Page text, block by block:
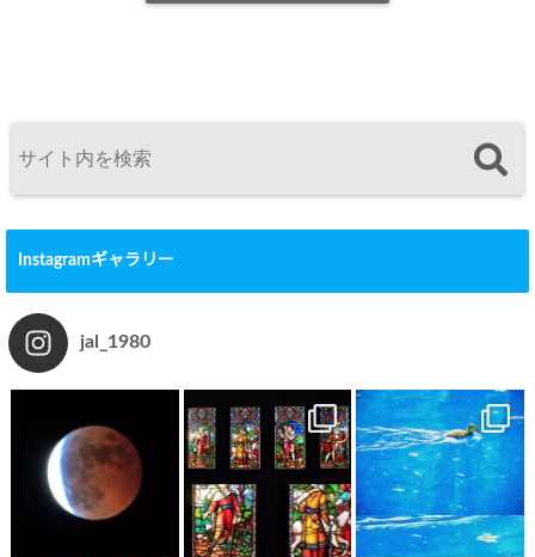
Instagramギャラリー
jal_1980